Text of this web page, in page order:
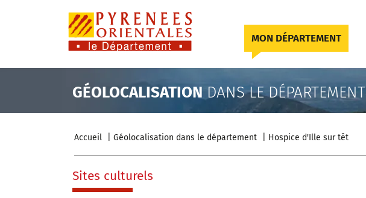
MON DÉPARTEMENT
GÉOLOCALISATION DANS LE DÉPARTEMENT
Accueil Géolocalisation dans le département Hospice d'Ille sur têt
Sites culturels